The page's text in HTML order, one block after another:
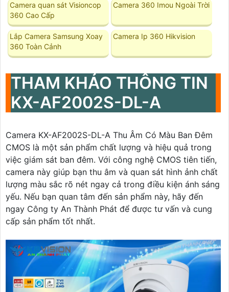
Camera quan sát Visioncop
360 Cao Cấp
Camera 360 Imou Ngoài Trời
Lắp Camera Samsung Xoay
360 Toàn Cảnh
Camera Ip 360 Hikvision
THAM KHẢO THÔNG TIN
KX-AF2002S-DL-A
Camera KX-AF2002S-DL-A Thu Âm Có Màu Ban Ðêm
CMOS là một sản phẩm chất lượng và hiệu quả trong
việc giám sát ban đêm. Với công nghệ CMOS tiên tiến,
camera này giúp bạn thu âm và quan sát hình ảnh chất
lượng màu sắc rõ nét ngay cả trong điều kiện ánh sáng
yếu. Nếu bạn quan tâm đến sản phẩm này, hãy đến
ngay Công ty An Thành Phát để được tư vấn và cung
cấp sản phẩm tốt nhất.